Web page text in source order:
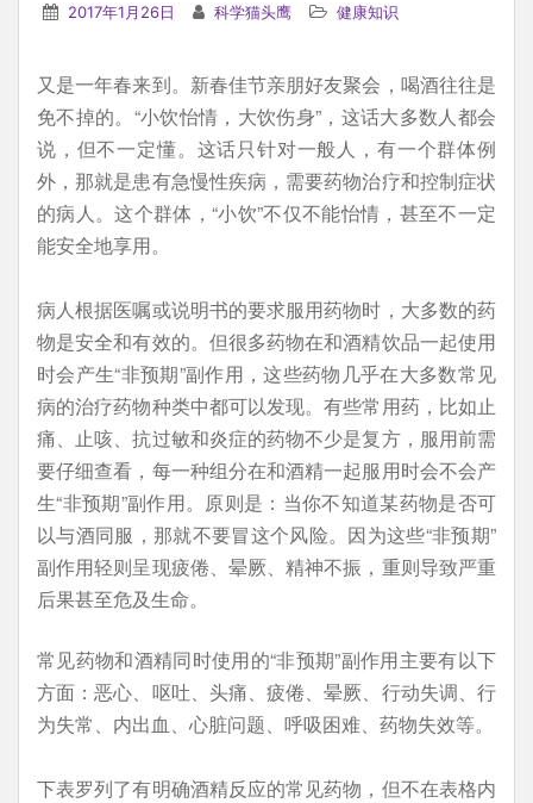
2017年1月26日 科学猫头鹰 健康知识
又是一年春来到。新春佳节亲朋好友聚会，喝酒往往是
免不掉的。“小饮怡情，大饮伤身”，这话大多数人都会
说，但不一定懂。这话只针对一般人，有一个群体例
外，那就是患有急慢性疾病，需要药物治疗和控制症状
的病人。这个群体，“小饮”不仅不能怡情，甚至不一定
能安全地享用。
病人根据医嘱或说明书的要求服用药物时，大多数的药
物是安全和有效的。但很多药物在和酒精饮品一起使用
时会产生“非预期”副作用，这些药物几乎在大多数常见
病的治疗药物种类中都可以发现。有些常用药，比如止
痛、止咳、抗过敏和炎症的药物不少是复方，服用前需
要仔细查看，每一种组分在和酒精一起服用时会不会产
生“非预期”副作用。原则是：当你不知道某药物是否可
以与酒同服，那就不要冒这个风险。因为这些“非预期”
副作用轻则呈现疲倦、晕厥、精神不振，重则导致严重
后果甚至危及生命。
常见药物和酒精同时使用的“非预期”副作用主要有以下
方面：恶心、呕吐、头痛、疲倦、晕厥、行动失调、行
为失常、内出血、心脏问题、呼吸困难、药物失效等。
下表罗列了有明确酒精反应的常见药物，但不在表格内